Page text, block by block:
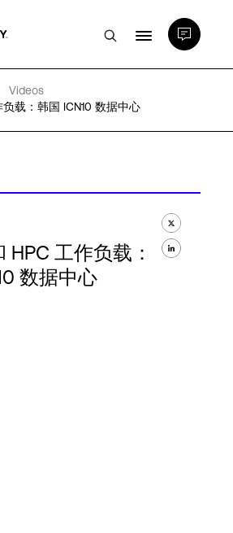
Videos
载：韩国 ICN10 数据中心
HPC 工作负载：
数据中心